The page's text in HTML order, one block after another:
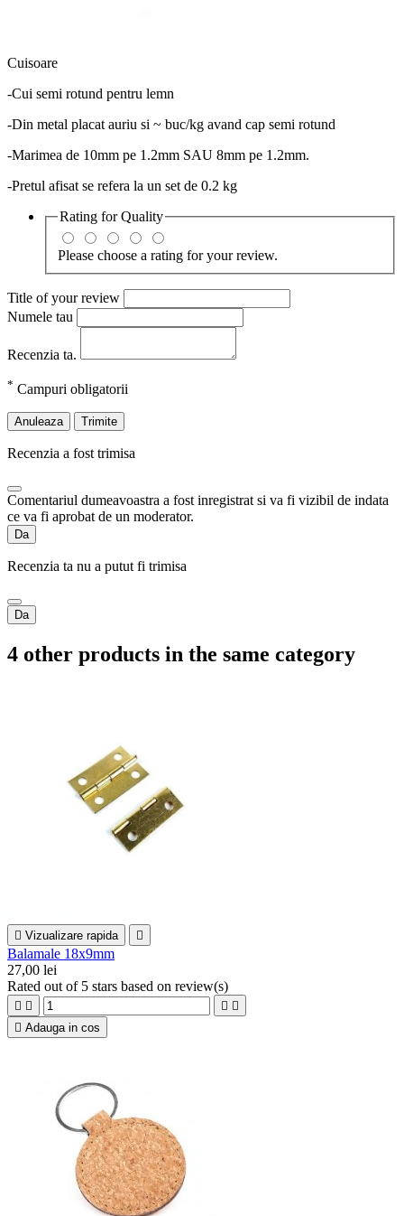
Cuisoare
-Cui semi rotund pentru lemn
-Din metal placat auriu si ~ buc/kg avand cap semi rotund
-Marimea de 10mm pe 1.2mm SAU 8mm pe 1.2mm.
-Pretul afisat se refera la un set de 0.2 kg
Rating forQuality
Please choose a rating for your review.
Title of your review
Numele tau
Recenzia ta.
* Campuri obligatorii
Anuleaza Trimite
Recenzia a fost trimisa
Comentariul dumeavoastra a fost inregistrat si va fi vizibil de indata
ce va fi aprobat de un moderator.
Da
Recenzia ta nu a putut fi trimisa
Da
4 other products in the same category
 Vizualizare rapida 
Balamale 18x9mm
27,00 lei
Rated out of 5 stars based on review(s)
   
 Adauga in cos